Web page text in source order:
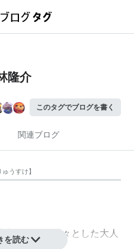
隆介
このタグでブログを書く
関連ブログ
ゅうすけ】
隊長など、飄々とした大人
を読む